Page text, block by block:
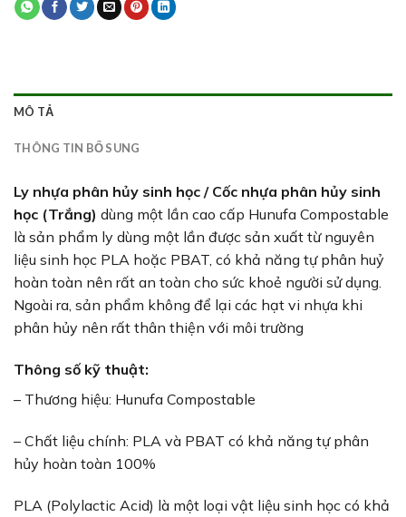
MÔ TẢ
THÔNG TIN BỔ SUNG
Ly nhựa phân hủy sinh học / Cốc nhựa phân hủy sinh
học (Trắng) dùng một lần cao cấp Hunufa Compostable
là sản phẩm ly dùng một lần được sản xuất từ nguyên
liệu sinh học PLA hoặc PBAT, có khả năng tự phân huỷ
hoàn toàn nên rất an toàn cho sức khoẻ người sử dụng.
Ngoài ra, sản phẩm không để lại các hạt vi nhựa khi
phân hủy nên rất thân thiện với môi trường
Thông số kỹ thuật:
– Thương hiệu: Hunufa Compostable
– Chất liệu chính: PLA và PBAT có khả năng tự phân
hủy hoàn toàn 100%
PLA (Polylactic Acid) là một loại vật liệu sinh học có khả